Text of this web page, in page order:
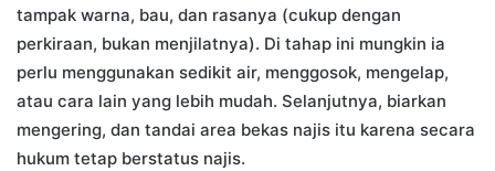
tampak warna, bau, dan rasanya (cukup dengan
perkiraan, bukan menjilatnya). Di tahap ini mungkin ia
perlu menggunakan sedikit air, menggosok, mengelap,
atau cara lain yang lebih mudah. Selanjutnya, biarkan
mengering, dan tandai area bekas najis itu karena secara
hukum tetap berstatus najis.